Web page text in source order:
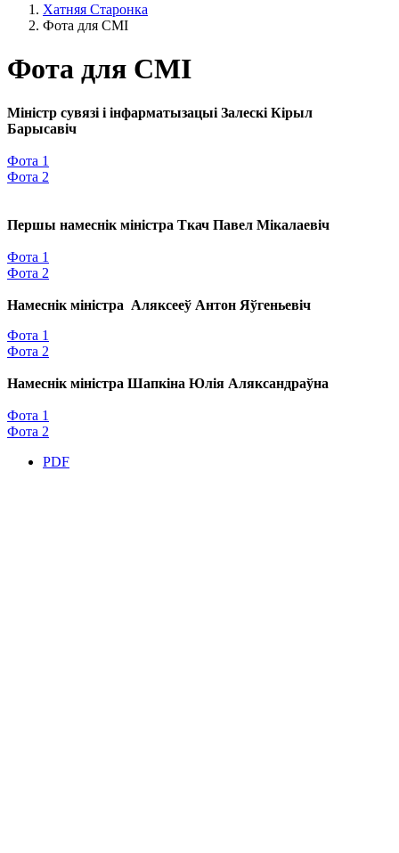
Хатняя Старонка
Фота для СМІ
Фота для СМІ
Міністр сувязі і інфарматызацыі Залескі Кірыл
Барысавіч
Фота 1
Фота 2
Першы намеснік міністра Ткач Павел Мікалаевіч
Фота 1
Фота 2
Намеснік міністра Аляксееў Антон Яўгеньевіч
Фота 1
Фота 2
Намеснік міністра Шапкіна Юлія Аляксандраўна
Фота 1
Фота 2
PDF